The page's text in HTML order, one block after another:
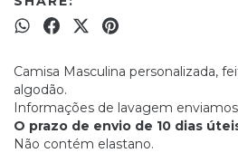
Camisa Masculina personalizada,
algodão.
Informações de lavagem
O prazo de envio de 10 dias
Não contém elastano.